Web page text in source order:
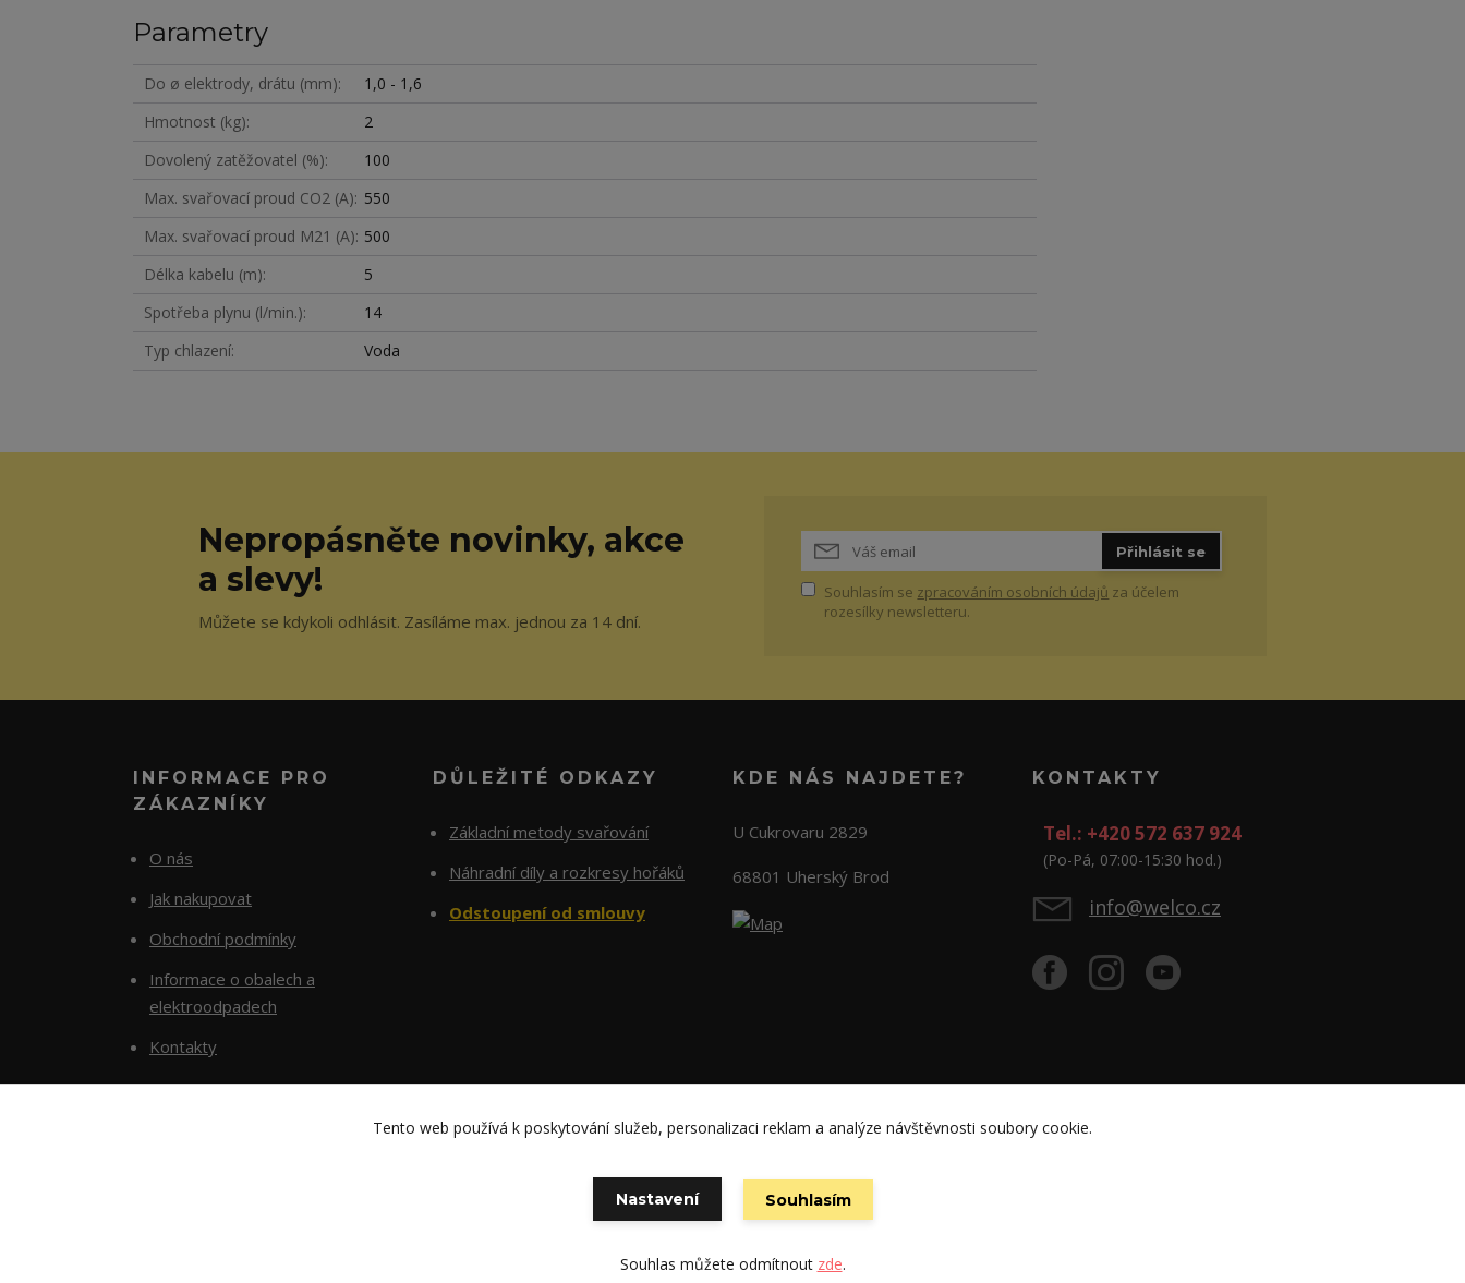
Parametry
Do ø elektrody, drátu (mm)
1,0 - 1,6
Hmotnost (kg)
2
Dovolený zatěžovatel (%)
100
Max. svařovací proud CO2 (A) 550
Max. svařovací proud M21 (A) 500
Délka kabelu (m)
5
Spotřeba plynu (l/min.)
14
Typ chlazení
Voda
Nepropásněte novinky, akce
a slevy!
Můžete se kdykoli odhlásit. Zasíláme max. jednou za 14 dní.
Přihlásit se
Souhlasím se zpracováním osobních údajů za účelem
rozesílky newsletteru.
INFORMACE PRO
ZÁKAZNÍKY
O nás
Jak nakupovat
Obchodní podmínky
Informace o obalech a
elektroodpadech
Kontakty
DŮLEŽITÉ ODKAZY
Základní metody svařování
Náhradní díly a rozkresy hořáků
Odstoupení od smlouvy
KDE NÁS NAJDETE?
U Cukrovaru 2829
68801 Uherský Brod
KONTAKTY
Tel.: +420 572 637 924
(Po-Pá, 07:00-15:30 hod.)
info@welco.cz
Copyright: WELCO spol. s r.o.
Tento web používá k poskytování služeb, personalizaci reklam a analýze návštěvnosti soubory cookie.
Nastavení Souhlasím
Souhlas můžete odmítnout zde.